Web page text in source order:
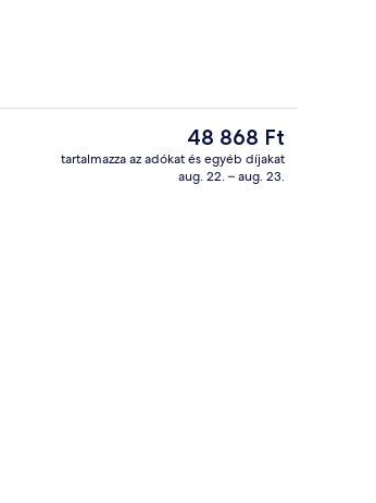
Kilátás a szobából
A
jelenlegi
ár
48 868 Ft
tartalmazza az adókat és egyéb díjakat
aug. 22. – aug. 23.